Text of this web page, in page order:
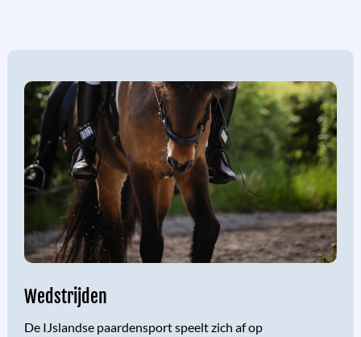
Wedstrijden
De IJslandse paardensport speelt zich af op